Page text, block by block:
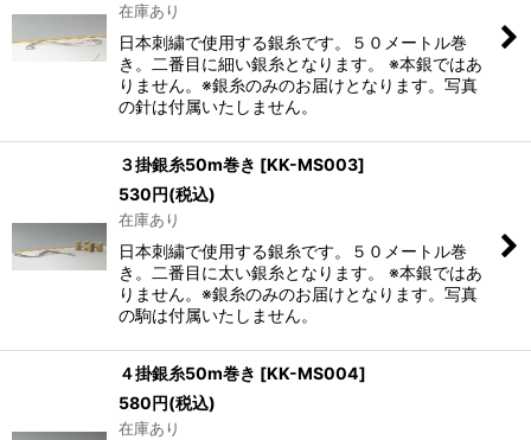
在庫あり
日本刺繍で使用する銀糸です。５０メートル巻
き。二番目に細い銀糸となります。 ※本銀ではあ
りません。※銀糸のみのお届けとなります。写真
の針は付属いたしません。
３掛銀糸50m巻き [KK-MS003]
530円(税込)
在庫あり
日本刺繍で使用する銀糸です。５０メートル巻
き。二番目に太い銀糸となります。 ※本銀ではあ
りません。※銀糸のみのお届けとなります。写真
の駒は付属いたしません。
４掛銀糸50m巻き [KK-MS004]
580円(税込)
在庫あり